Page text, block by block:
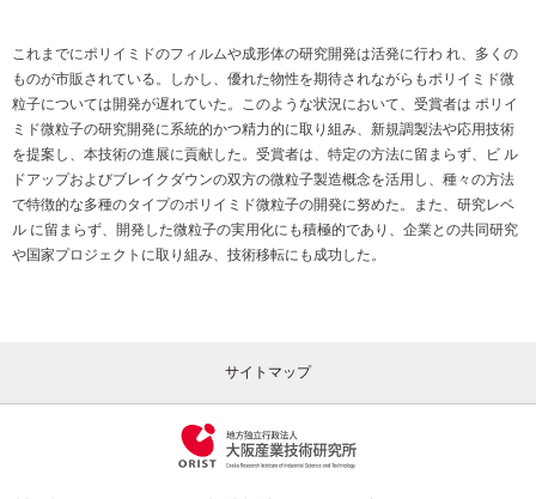
これまでにポリイミドのフィルムや成形体の研究開発は活発に行わ れ、多くの
ものが市販されている。しかし、優れた物性を期待されながらもポリイミド微
粒子については開発が遅れていた。このような状況において、受賞者は ポリイ
ミド微粒子の研究開発に系統的かつ精力的に取り組み、新規調製法や応用技術
を提案し、本技術の進展に貢献した。受賞者は、特定の方法に留まらず、ビ ル
ドアップおよびブレイクダウンの双方の微粒子製造概念を活用し、種々の方法
で特徴的な多種のタイプのポリイミド微粒子の開発に努めた。また、研究レベ
ル に留まらず、開発した微粒子の実用化にも積極的であり、企業との共同研究
や国家プロジェクトに取り組み、技術移転にも成功した。
サイトマップ